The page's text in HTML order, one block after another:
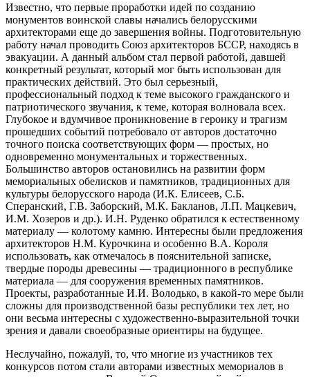
Известно, что первые проработки идей по созданию
монументов воинской славы начались белорусскими
архитекторами еще до завершения войны. Подготовительную
работу начал проводить Союз архитекторов БССР, находясь в
эвакуации. А данный альбом стал первой работой, давшей
конкретный результат, который мог быть использован для
практических действий. Это был серьезный,
профессиональный подход к теме высокого гражданского и
патриотического звучания, к теме, которая волновала всех.
Глубокое и вдумчивое проникновение в героику и трагизм
прошедших событий потребовало от авторов достаточно
точного поиска соответствующих форм — простых, но
одновременно монументальных и торжественных.
Большинство авторов остановились на развитии форм
мемориальных обелисков и памятников, традиционных для
культуры белорусского народа (И.К. Елисеев, С.Б.
Сперанский, Г.В. Заборский, М.К. Бакланов, Л.П. Мацкевич,
И.М. Хозеров и др.). И.Н. Руденко обратился к естественному
материалу — колотому камню. Интересны были предложения
архитекторов Н.М. Курочкина и особенно В.А. Короля
использовать, как отмечалось в пояснительной записке,
твердые породы древесины — традиционного в республике
материала — для сооружения временных памятников.
Проекты, разработанные И.И. Володько, в какой-то мере были
сложны для производственной базы республики тех лет, но
они весьма интересны с художественно-выразительной точки
зрения и давали своеобразные ориентиры на будущее.
Неслучайно, пожалуй, то, что многие из участников тех
конкурсов потом стали авторами известных мемориалов в